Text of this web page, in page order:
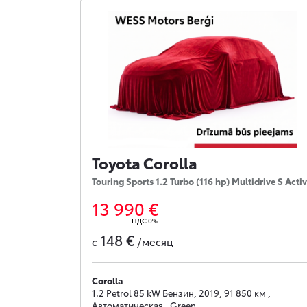
Toyota Corolla
Touring Sports 1.2 Turbo (116 hp) Multidrive S
13 990 €
НДС 0%
с 148 € /месяц
Corolla
1.2 Petrol 85 kW Бензин, 2019, 91 850 км ,